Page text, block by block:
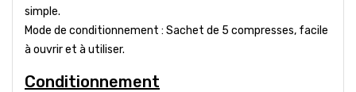
simple.
Mode de conditionnement : Sachet de 5 compresses, facile
à ouvrir et à utiliser.
Conditionnement